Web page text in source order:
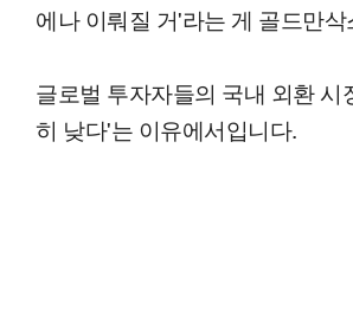
에나 이뤄질 거'라는 게 골드만
글로벌 투자자들의 국내 외환 시
히 낮다'는 이유에서입니다.